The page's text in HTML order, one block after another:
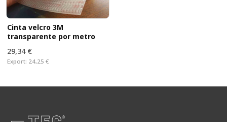
Cinta velcro 3M
transparente por metro
29,34 €
Export: 24,25 €